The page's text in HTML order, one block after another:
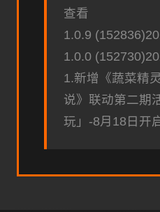
查看
1.0.9
1.0.0
1.新增《蔬菜精
说》联动第二期
玩」-8月18日开